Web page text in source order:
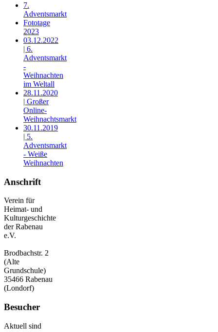
7.
Adventsmarkt
Fototage
2023
03.12.2022
| 6.
Adventsmarkt
-
Weihnachten
im Weltall
28.11.2020
| Großer
Online-
Weihnachtsmarkt
30.11.2019
| 5.
Adventsmarkt
- Weiße
Weihnachten
Anschrift
Verein für
Heimat- und
Kulturgeschichte
der Rabenau
e.V.
Brodbachstr. 2
(Alte
Grundschule)
35466 Rabenau
(Londorf)
Besucher
Aktuell sind